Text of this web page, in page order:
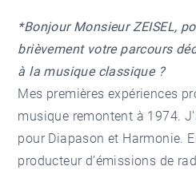
*Bonjour Monsieur ZEISEL,
brièvement votre parcours
à la musique classique ?
Mes premières expériences
musique remontent à 1974.
pour Diapason et Harmonie.
producteur d’émissions de